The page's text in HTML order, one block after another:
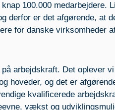
100.000 medarbejdere.
derfor er det afgørende, at
for danske virksomheder
arbejdskraft. Det oplever
hoveder, og det er
kvalificerede
vækst og